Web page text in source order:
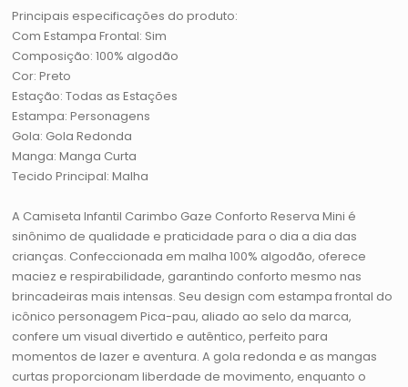
Principais especificações do produto:
Com Estampa Frontal: Sim
Composição: 100% algodão
Cor: Preto
Estação: Todas as Estações
Estampa: Personagens
Gola: Gola Redonda
Manga: Manga Curta
Tecido Principal: Malha
A Camiseta Infantil Carimbo Gaze Conforto Reserva Mini é
sinônimo de qualidade e praticidade para o dia a dia das
crianças. Confeccionada em malha 100% algodão, oferece
maciez e respirabilidade, garantindo conforto mesmo nas
brincadeiras mais intensas. Seu design com estampa frontal do
icônico personagem Pica-pau, aliado ao selo da marca,
confere um visual divertido e autêntico, perfeito para
momentos de lazer e aventura. A gola redonda e as mangas
curtas proporcionam liberdade de movimento, enquanto o